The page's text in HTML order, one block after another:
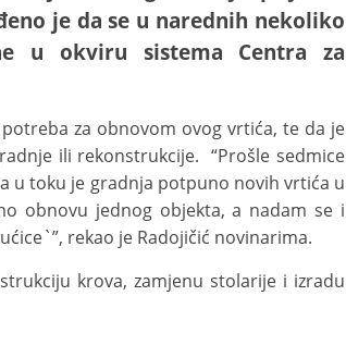
je da se u narednih nekoliko
u okviru sistema Centra za
za obnovom ovog vrtića, te da je
ili rekonstrukcije. “Prošle sedmice
u toku je gradnja potpuno novih vrtića u
obnovu jednog objekta, a nadam se i
rekao je Radojičić novinarima.
krova, zamjenu stolarije i izradu